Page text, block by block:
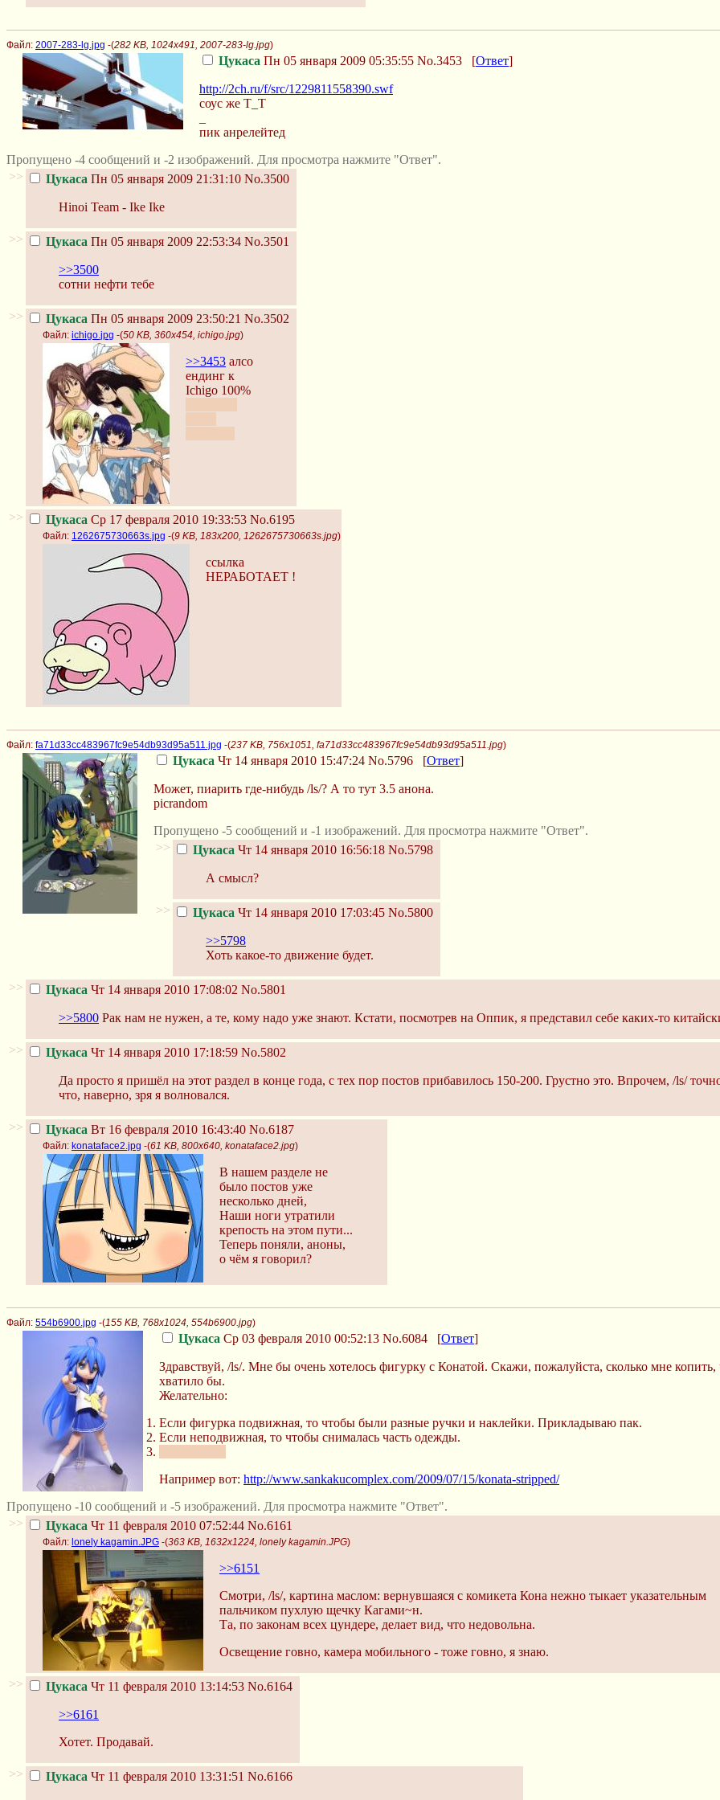
Файл: 2007-283-lg.jpg -(282 KB, 1024x491, 2007-283-lg.jpg)
Цукаса Пн 05 января 2009 05:35:55 No.3453 [Ответ]
http://2ch.ru/f/src/1229811558390.swf
соус же T_T
пик анрелейтед
Пропущено -4 сообщений и -2 изображений. Для просмотра нажмите "Ответ".
>>
Цукаса Пн 05 января 2009 21:31:10 No.3500
Hinoi Team - Ike Ike
>> Цукаса Пн 05 января 2009 22:53:34 No.3501
>>3500
сотни нефти тебе
>> Цукаса Пн 05 января 2009 23:50:21 No.3502
Файл: ichigo.jpg -(50 KB, 360x454, ichigo.jpg)
>>3453 алсо
ендинг к
Ichigo 100%
>> Цукаса Ср 17 февраля 2010 19:33:53 No.6195
Файл: 1262675730663s.jpg -(9 KB, 183x200, 1262675730663s.jpg)
ссылка
НЕРАБОТАЕТ !
Файл: fa71d33cc483967fc9e54db93d95a511.jpg -(237 KB, 756x1051, fa71d33cc483967fc9e54db93d95a511.jpg)
Цукаса Чт 14 января 2010 15:47:24 No.5796 [Ответ]
Может, пиарить где-нибудь /ls/? А то тут 3.5 анона.
picrandom
Пропущено -5 сообщений и -1 изображений. Для просмотра нажмите "Ответ".
>>
Цукаса Чт 14 января 2010 16:56:18 No.5798
А смысл?
>> Цукаса Чт 14 января 2010 17:03:45 No.5800
>>5798
Хоть какое-то движение будет.
>> Цукаса Чт 14 января 2010 17:08:02 No.5801
>>5800 Рак нам не нужен, а те, кому надо уже знают. Кстати, посмотрев на Оппик, я представил себе каких-то
>> Цукаса Чт 14 января 2010 17:18:59 No.5802
Да просто я пришёл на этот раздел в конце года, с тех пор постов прибавилось 150-200. Грустно это. Впрочем, /ls/
что, наверно, зря я волновался.
>> Цукаса Вт 16 февраля 2010 16:43:40 No.6187
Файл: konataface2.jpg -(61 KB, 800x640, konataface2.jpg)
В нашем разделе не
было постов уже
несколько дней,
Наши ноги утратили
крепость на этом пути...
Теперь поняли, аноны,
о чём я говорил?
Файл: 554b6900.jpg -(155 KB, 768x1024, 554b6900.jpg)
Цукаса Ср 03 февраля 2010 00:52:13 No.6084 [Ответ]
Здравствуй, /ls/. Мне бы очень хотелось фигурку с Конатой. Скажи, пожалуйста, сколько мне
хватило бы.
Желательно:
Если фигурка подвижная, то чтобы были разные ручки и наклейки. Прикладываю пак.
Если неподвижная, то чтобы снималась часть одежды.
Например вот: http://www.sankakucomplex.com/2009/07/15/konata-stripped/
Пропущено -10 сообщений и -5 изображений. Для просмотра нажмите "Ответ".
>>
Цукаса Чт 11 февраля 2010 07:52:44 No.6161
Файл: lonely kagamin.JPG -(363 KB, 1632x1224, lonely kagamin.JPG)
>>6151
Смотри, /ls/, картина маслом: вернувшаяся с комикета Кона нежно тыкает указательным
пальчиком пухлую щечку Кагами~н.
Та, по законам всех цундере, делает вид, что недовольна.
Освещение говно, камера мобильного - тоже говно, я знаю.
>> Цукаса Чт 11 февраля 2010 13:14:53 No.6164
>>6161
Хотет. Продавай.
>> Цукаса Чт 11 февраля 2010 13:31:51 No.6166